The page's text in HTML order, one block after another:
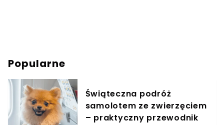
Popularne
Świąteczna podróż
samolotem ze zwierzęciem
– praktyczny przewodnik